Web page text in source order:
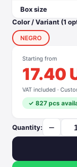
Box size
Color / Variant (1
NEGRO
Starting from
17.40
VAT included ·
✓ 827 pcs
Quantity: −